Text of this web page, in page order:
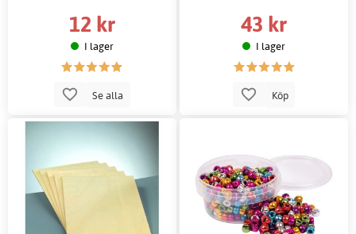
12 kr
I lager
Se alla
43 kr
I lager
Köp